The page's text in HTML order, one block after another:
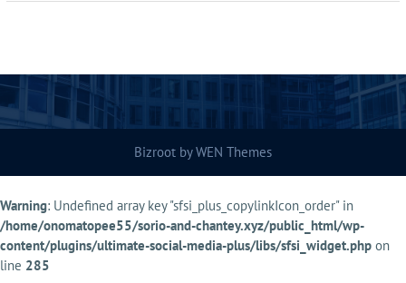
Bizroot byWEN Themes
Warning: Undefined array key "sfsi_plus_copylinkIcon_order" in
/home/onomatopee55/sorio-and-chantey.xyz/public_html/wp-
content/plugins/ultimate-social-media-plus/libs/sfsi_widget.php on
line 285